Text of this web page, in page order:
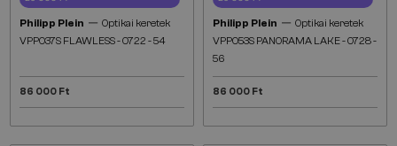
Philipp Plein — Optikai keretek
VPP037S FLAWLESS - 0722 - 54
86 000 Ft
Philipp Plein — Optikai keretek
VPP053S PANORAMA LAKE - 0728 -
56
86 000 Ft